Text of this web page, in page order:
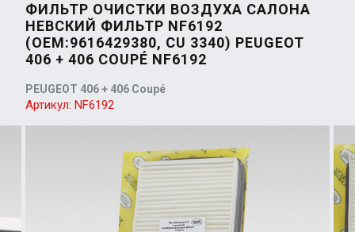
ФИЛЬТР ОЧИСТКИ ВОЗДУХА САЛОНА
НЕВСКИЙ ФИЛЬТР NF6192
(OEM:9616429380, CU 3340) PEUGEOT
406 + 406 COUPÉ NF6192
PEUGEOT 406 + 406 Coupé
Артикул: NF6192